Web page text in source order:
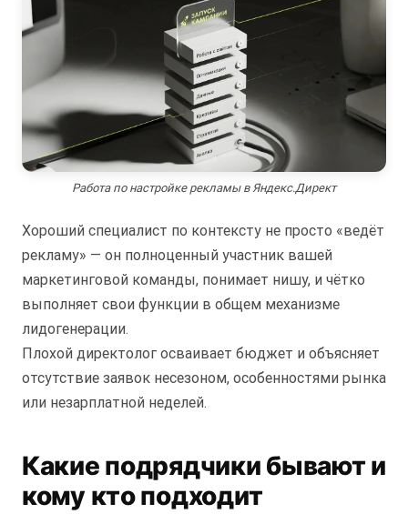
Работа по настройке рекламы в Яндекс.Директ
Хороший специалист по контексту не просто «ведёт
рекламу» — он полноценный участник вашей
маркетинговой команды, понимает нишу, и чётко
выполняет свои функции в общем механизме
лидогенерации.
Плохой директолог осваивает бюджет и объясняет
отсутствие заявок несезоном, особенностями рынка
или незарплатной неделей.
Какие подрядчики бывают и
кому кто подходит